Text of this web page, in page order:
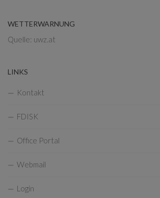
WETTERWARNUNG
Quelle: uwz.at
LINKS
Kontakt
FDISK
Office Portal
Webmail
Login